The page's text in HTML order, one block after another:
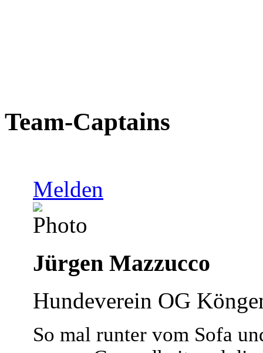
Team-Captains
Melden
Jürgen Mazzucco
Hundeverein OG
So mal runter vom Sofa